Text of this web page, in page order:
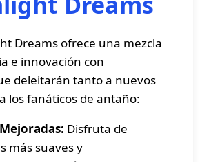
Dreams ofrece una mezcla
e innovación con
deleitarán tanto a nuevos
los fanáticos de antaño:
Disfruta de
más suaves y